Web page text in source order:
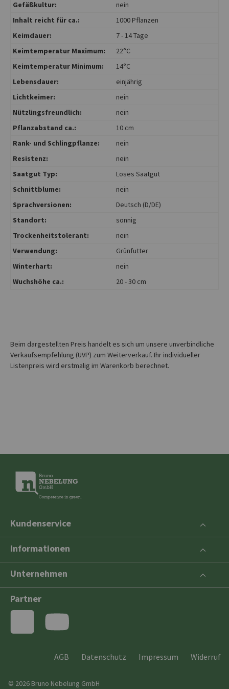
Gefäßkultur:
nein
Inhalt reicht für ca.:
1000 Pflanzen
Keimdauer:
7 - 14 Tage
Keimtemperatur Maximum:
22°C
Keimtemperatur Minimum:
14°C
Lebensdauer:
einjährig
Lichtkeimer:
nein
Nützlingsfreundlich:
nein
Pflanzabstand ca.:
10 cm
Rank- und Schlingpflanze:
nein
Resistenz:
nein
Saatgut Typ:
Loses Saatgut
Schnittblume:
nein
Sprachversionen:
Deutsch (D/DE)
Standort:
sonnig
Trockenheitstolerant:
nein
Verwendung:
Grünfutter
Winterhart:
nein
Wuchshöhe ca.:
20 - 30 cm
Beim dargestellten Preis handelt es sich um unsere unverbindliche
Verkaufsempfehlung (UVP) zum Weiterverkauf. Ihr individueller
Listenpreis wird erstmalig im Warenkorb berechnet.
Kundenservice
Informationen
Unternehmen
Partner
AGB Datenschutz Impressum Widerruf
© 2026 Bruno Nebelung GmbH